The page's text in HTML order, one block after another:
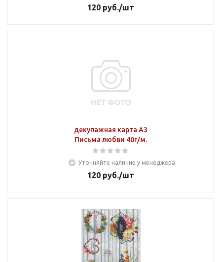
120 руб./шт
декупажная карта А3
Письма любви 40г/м.
Уточняйте наличие у менеджера
120 руб./шт